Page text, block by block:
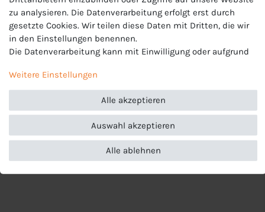
Produktnummer
701203940
Hersteller
Levi's
EU-Verantwortlicher
Stichd B.V., De Waterman 2 , 5215 MX's-Hertogenbosch ,
Niederlande, +31 73 688 9393, info@stichd.com
zu analysieren. Die Datenverarbeitung erfolgt erst durch
gesetzte Cookies. Wir teilen diese Daten mit Dritten, die wir
in den Einstellungen benennen.
Die Datenverarbeitung kann mit Einwilligung oder aufgrund
kann erteilt oder abgelehnt werden. Es besteht das Recht,
nicht einzuwilligen und die Einwilligung zu einem späteren
Zeitpunkt zu ändern oder zu widerrufen. Beachten Sie unser
Impressumund weitere Hinweise zur Verwendung
personenbezogener Daten in unsererDaten­schutz­erklärung
Weitere Einstellungen
Alle akzeptieren
Alle ablehnen
Auswahl akzeptieren